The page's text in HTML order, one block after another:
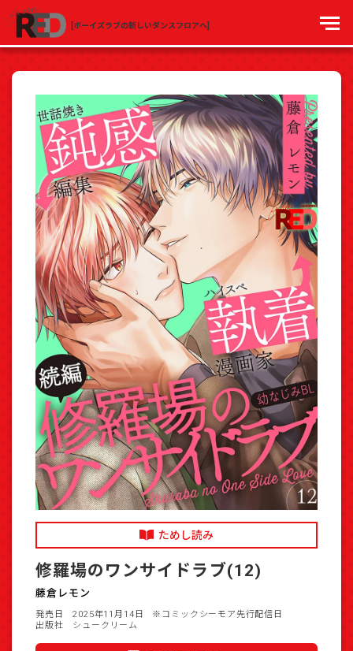
[ボーイズラブの新しいダンスフロアへ]
ためし読み
修羅場のワンサイドラブ(12)
藤倉レモン
発売日 2025年11月14日
※コミックシーモア先行配信日
出版社 シュークリーム